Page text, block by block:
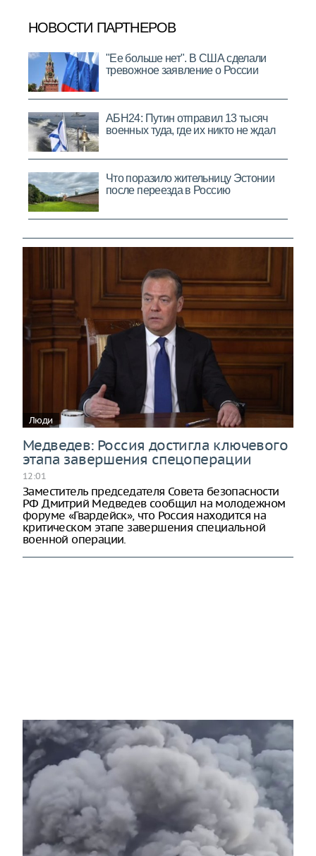
Люди
Медведев: Россия достигла ключевого
этапа завершения спецоперации
12:01
Заместитель председателя Совета безопасности
РФ Дмитрий Медведев сообщил на молодежном
форуме «Гвардейск», что Россия находится на
критическом этапе завершения специальной
военной операции.